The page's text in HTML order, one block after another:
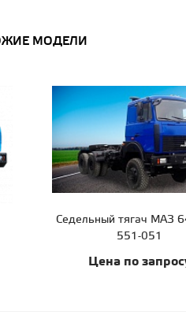
МОДЕЛИ
Седельный тягач МАЗ
551-051
Цена по